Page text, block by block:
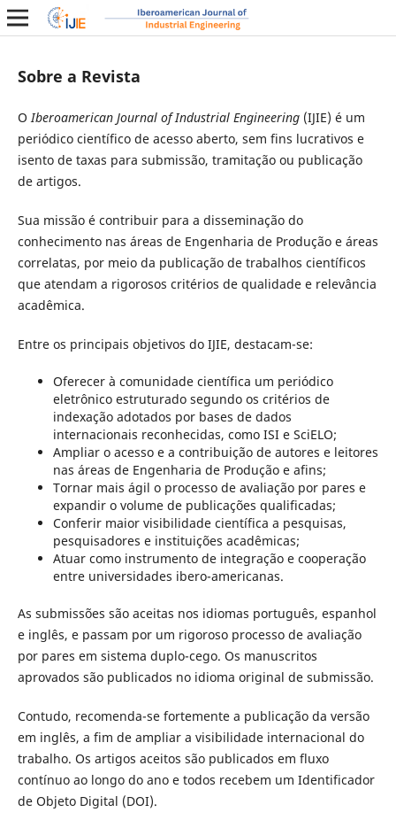
Sobre a Revista
OIberoamerican Journal of Industrial Engineering(IJIE) é um
periódico científico de acesso aberto, sem fins lucrativos e
isento de taxas para submissão, tramitação ou publicação
de artigos.
Sua missão é contribuir para a disseminação do
conhecimento nas áreas de Engenharia de Produção e áreas
correlatas, por meio da publicação de trabalhos científicos
que atendam a rigorosos critérios de qualidade e relevância
acadêmica.
Entre os principais objetivos do IJIE, destacam-se:
Oferecer à comunidade científica um periódico
eletrônico estruturado segundo os critérios de
indexação adotados por bases de dados
internacionais reconhecidas, como ISI e SciELO;
Ampliar o acesso e a contribuição de autores e leitores
nas áreas de Engenharia de Produção e afins;
Tornar mais ágil o processo de avaliação por pares e
expandir o volume de publicações qualificadas;
Conferir maior visibilidade científica a pesquisas,
pesquisadores e instituições acadêmicas;
Atuar como instrumento de integração e cooperação
entre universidades ibero-americanas.
As submissões são aceitas nos idiomas português, espanhol
e inglês, e passam por um rigoroso processo de avaliação
por pares em sistema duplo-cego. Os manuscritos
aprovados são publicados no idioma original de submissão.
Contudo, recomenda-se fortemente a publicação da versão
em inglês, a fim de ampliar a visibilidade internacional do
trabalho. Os artigos aceitos são publicados em fluxo
contínuo ao longo do ano e todos recebem um Identificador
de Objeto Digital (DOI).